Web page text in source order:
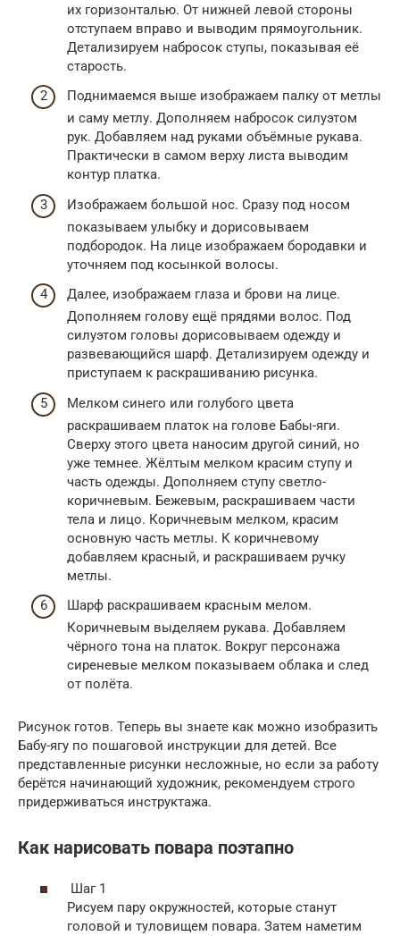
их горизонталью. От нижней левой стороны
отступаем вправо и выводим прямоугольник.
Детализируем набросок ступы, показывая её
старость.
Поднимаемся выше изображаем палку от метлы
и саму метлу. Дополняем набросок силуэтом
рук. Добавляем над руками объёмные рукава.
Практически в самом верху листа выводим
контур платка.
Изображаем большой нос. Сразу под носом
показываем улыбку и дорисовываем
подбородок. На лице изображаем бородавки и
уточняем под косынкой волосы.
Далее, изображаем глаза и брови на лице.
Дополняем голову ещё прядями волос. Под
силуэтом головы дорисовываем одежду и
развевающийся шарф. Детализируем одежду и
приступаем к раскрашиванию рисунка.
Мелком синего или голубого цвета
раскрашиваем платок на голове Бабы-яги.
Сверху этого цвета наносим другой синий, но
уже темнее. Жёлтым мелком красим ступу и
часть одежды. Дополняем ступу светло-
коричневым. Бежевым, раскрашиваем части
тела и лицо. Коричневым мелком, красим
основную часть метлы. К коричневому
добавляем красный, и раскрашиваем ручку
метлы.
Шарф раскрашиваем красным мелом.
Коричневым выделяем рукава. Добавляем
чёрного тона на платок. Вокруг персонажа
сиреневые мелком показываем облака и след
от полёта.
Рисунок готов. Теперь вы знаете как можно изобразить
Бабу-ягу по пошаговой инструкции для детей. Все
представленные рисунки несложные, но если за работу
берётся начинающий художник, рекомендуем строго
придерживаться инструктажа.
Как нарисовать повара поэтапно
Шаг 1
Рисуем пару окружностей, которые станут
головой и туловищем повара. Затем наметим